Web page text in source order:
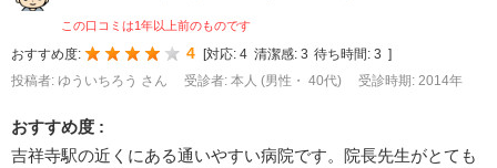
この口コミは1年以上前のものです
おすすめ度: 4 対応: 4 清潔感: 3 待ち時間: 3
投稿者: ゆういちろう さん
受診者: 本人 (男性・ 40代) 受診時期: 2014年
おすすめ度 :
吉祥寺駅の近くにある通いやすい病院です。院長先生がとても